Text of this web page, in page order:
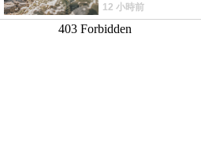
不是我的工作啊。 真
12 小時前